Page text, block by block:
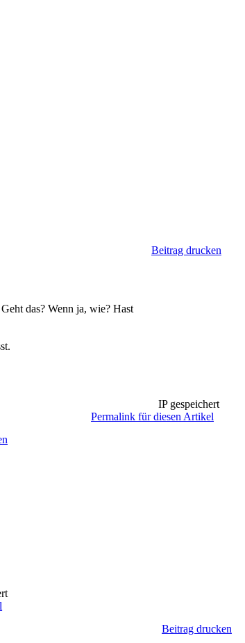
Beitrag drucken
das? Wenn ja, wie? Hast
IP gespeichert
Permalink für diesen Artikel
Beitrag drucken